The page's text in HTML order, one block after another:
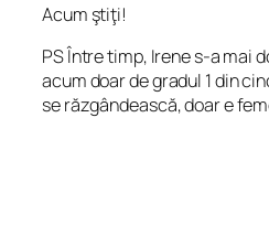
Acum ştiţi!
PS Între timp, Irene s-a mai
acum doar de gradul 1 din
se răzgândească, doar e